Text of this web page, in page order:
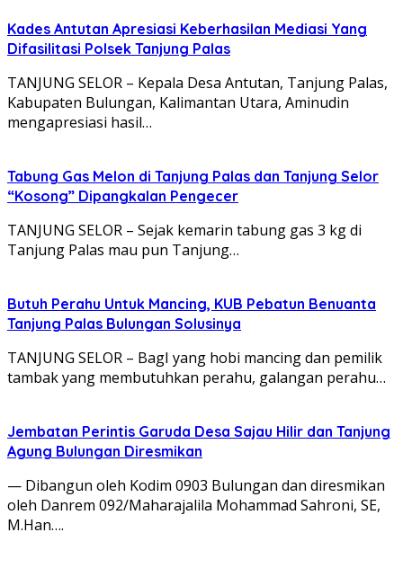
Kades Antutan Apresiasi Keberhasilan Mediasi Yang
Difasilitasi Polsek Tanjung Palas
TANJUNG SELOR – Kepala Desa Antutan, Tanjung Palas,
Kabupaten Bulungan, Kalimantan Utara, Aminudin
mengapresiasi hasil…
Tabung Gas Melon di Tanjung Palas dan Tanjung Selor
“Kosong” Dipangkalan Pengecer
TANJUNG SELOR – Sejak kemarin tabung gas 3 kg di
Tanjung Palas mau pun Tanjung…
Butuh Perahu Untuk Mancing, KUB Pebatun Benuanta
Tanjung Palas Bulungan Solusinya
TANJUNG SELOR – BagI yang hobi mancing dan pemilik
tambak yang membutuhkan perahu, galangan perahu…
Jembatan Perintis Garuda Desa Sajau Hilir dan Tanjung
Agung Bulungan Diresmikan
— Dibangun oleh Kodim 0903 Bulungan dan diresmikan
oleh Danrem 092/Maharajalila Mohammad Sahroni, SE,
M.Han….